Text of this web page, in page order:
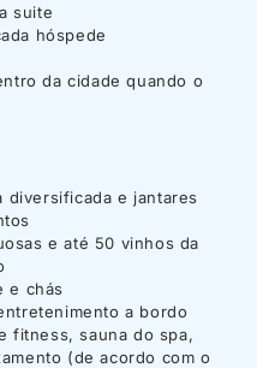
suite
hóspede
da cidade quando o
diversificada e jantares
e até 50 vinhos da
e chás
a bordo
fitness, sauna do spa,
(de acordo com o